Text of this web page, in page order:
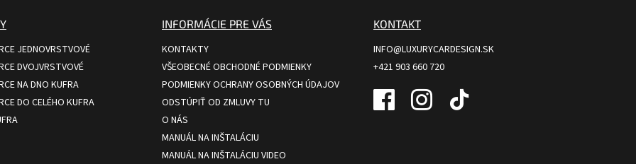
JEDNOVRSTVOVÉ
DVOJVRSTVOVÉ
NA DNO KUFRA
DO CELÉHO KUFRA
INFORMÁCIE PRE VÁS
KONTAKTY
VŠEOBECNÉ OBCHODNÉ PODMIENKY
PODMIENKY OCHRANY OSOBNÝCH ÚDAJOV
ODSTÚPIŤ OD ZMLUVY TU
O NÁS
MANUÁL NA INŠTALÁCIU
MANUÁL NA INŠTALÁCIU VIDEO
KONTAKT
INFO@LUXURYCARDESIGN.SK
+421 903 660 720